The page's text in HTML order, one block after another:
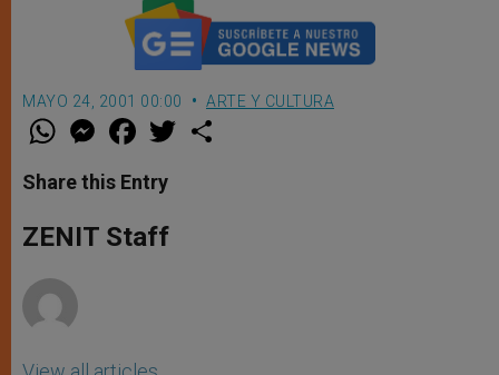
MAYO 24, 2001 00:00 ARTE Y CULTURA
W
t
s
p
p
M
e
s
e
g
e
F
a
e
b
o
k
w
Share this Entry
ZENIT Staff